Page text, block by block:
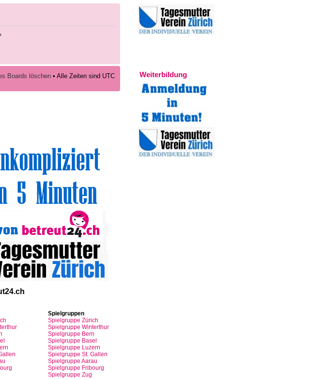
Boards löschen• Alle Zeiten sind UTC
Spielgruppen
Spielgruppe Zürich
Spielgruppe Winterthur
Spielgruppe Bern
Spielgruppe Basel
Spielgruppe Luzern
Spielgruppe St. Gallen
Spielgruppe Aarau
Spielgruppe Fribourg
Spielgruppe Zug
Weiterbildung